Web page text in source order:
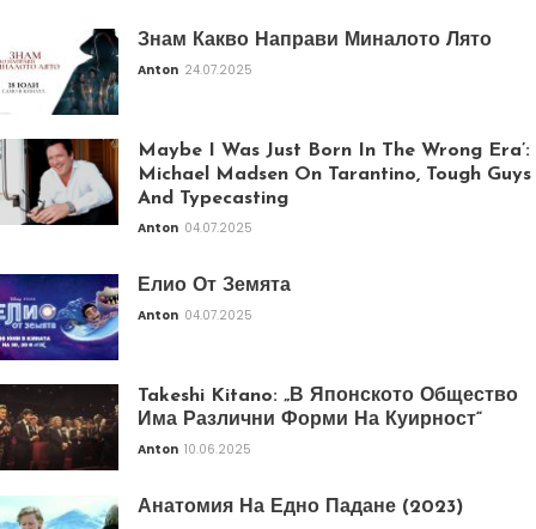
Знам Какво Направи Миналото Лято
Anton 24.07.2025
Maybe I Was Just Born In The Wrong Era’:
Michael Madsen On Tarantino, Tough Guys
And Typecasting
Anton 04.07.2025
Елио От Земята
Anton 04.07.2025
Takeshi Kitano: „В Японското Общество
Има Различни Форми На Куирност“
Anton 10.06.2025
Анатомия На Едно Падане (2023)